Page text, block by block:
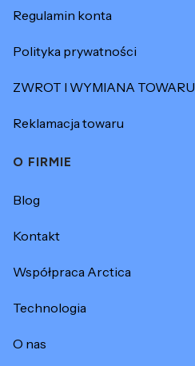
Regulamin konta
Polityka prywatności
ZWROT I WYMIANA TOWARU
Reklamacja towaru
O FIRMIE
Blog
Kontakt
Współpraca Arctica
Technologia
O nas